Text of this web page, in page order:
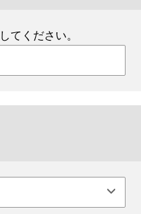
てください。